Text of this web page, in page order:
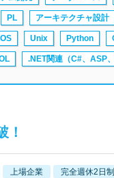
PL アーキテクチャ設計
Unix Python
.NET関連（C#、ASP、
！
上場企業 完全週休2日制